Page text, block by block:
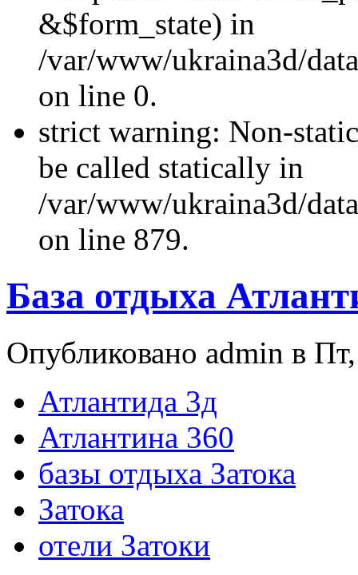
&$form_state) in
/var/www/ukraina3d/
on line 0.
strict warning: Non-
be called statically in
/var/www/ukraina3d/
on line 879.
База отдыха
Опубликовано admin в
Атлантида 3д
Атлантина 360
базы отдыха Затока
Затока
отели Затоки